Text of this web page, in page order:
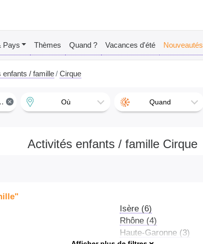
Pays Thèmes Quand ? Vacances d'été Nouveautés
enfants / famille Cirque
× Où Quand
Activités enfants / famille Cirque
Isère (6)
Rhône (4)
Haute-Garonne (3)